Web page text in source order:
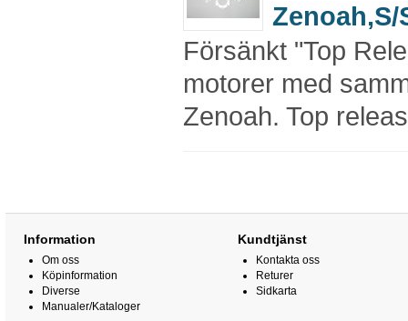
Försänkt "Top
motorer med
Zenoah. Top
Information
Om oss
Köpinformation
Diverse
Manualer/Kataloger
Kundtjänst
Kontakta oss
Returer
Sidkarta